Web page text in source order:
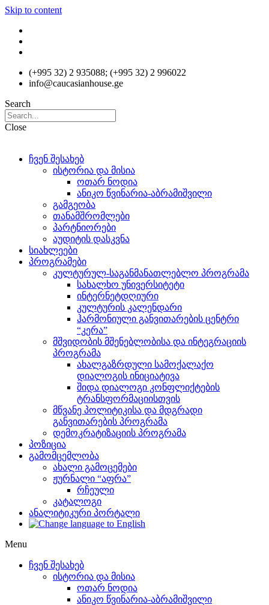
Skip to content
(+995 32) 2 935088; (+995 32) 2 996022
info@caucasianhouse.ge
Search
Close
ჩვენ შესახებ
ისტორია და მისია
ოთარ ნოდია
ანიკო წვინარია-აბრამიშვილი
გამგეობა
თანამშრომლები
პარტნიორები
აუდიტის დასკვნა
სიახლეები
პროგრამები
კულტურულ-საგანმანათლებლო პროგრამა
სახალხო უნივერსიტეტი
ინტერნეტდღიური
კულტურის კალენდარი
ჰარმონიული განვითარების ცენტრი
“კერა”
მშვიდობის მშენებლობისა და ინტეგრაციის
პროგრამა
ახალგაზრდული სამოქალაქო
დიალოგის ინიციატივა
შიდა დიალოგი კონფლიქტების
ტრანსფორმაციისთვის
მწვანე პოლიტიკისა და მდგრადი
განვითარების პროგრამა
დემოკრატიზაციის პროგრამა
პოზიცია
გამომცემლობა
ახალი გამოცემები
ჟურნალი “აფრა”
რჩეული
კატალოგი
ანალიტიკური პორტალი
Menu
ჩვენ შესახებ
ისტორია და მისია
ოთარ ნოდია
ანიკო წვინარია-აბრამიშვილი